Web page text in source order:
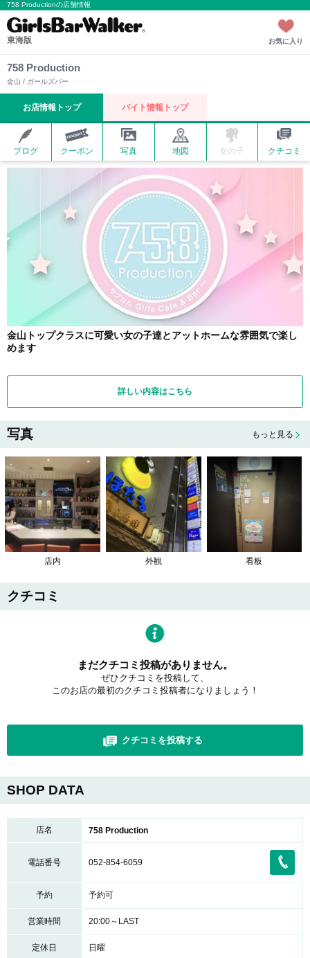
758 Productionの店舗情報
東海版 お気に入り
758 Production
金山 / ガールズバー
お店情報トップ バイト情報トップ
ブログ クーポン 写真 地図 女の子 クチコミ
金山トップクラスに可愛い女の子達とアットホームな雰囲気で楽し
めます
詳しい内容はこちら
写真 もっと見る
店内 外観 看板
クチコミ
まだクチコミ投稿がありません。
ぜひクチコミを投稿して、
このお店の最初のクチコミ投稿者になりましょう！
クチコミを投稿する
SHOP DATA
店名 758 Production
電話番号 052-854-6059
予約 予約可
営業時間 20:00～LAST
定休日 日曜